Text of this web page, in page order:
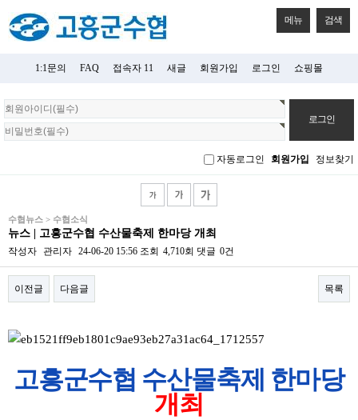
메뉴 검색
1:1문의 FAQ 접속자 11 새글 회원가입 로그인 쇼핑몰
회
원
로
자동로그인 회원가입 정보찾기
수협뉴스 > 수협소식
뉴스 | 고흥군수협 수산물축제 한마당 개최
작성자 관리자 24-06-20 15:56 조회 4,710회 댓글 0건
이전글 다음글 목록
본문
고흥군수협 수산물축제 한마당
개최